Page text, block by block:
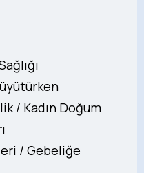
/ Kadın Doğum
/ Gebeliğe